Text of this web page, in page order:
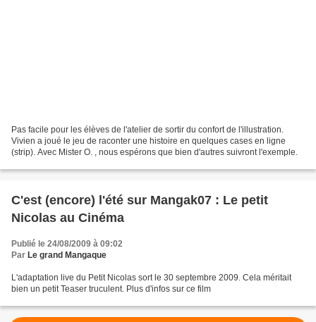
Pas facile pour les élèves de l'atelier de sortir du confort de l'illustration.
Vivien a joué le jeu de raconter une histoire en quelques cases en ligne
(strip). Avec Mister O. , nous espérons que bien d'autres suivront l'exemple.
C'est (encore) l'été sur Mangak07 : Le petit
Nicolas au Cinéma
Publié le 24/08/2009 à 09:02
Par Le grand Mangaque
L'adaptation live du Petit Nicolas sort le 30 septembre 2009. Cela méritait
bien un petit Teaser truculent. Plus d'infos sur ce film